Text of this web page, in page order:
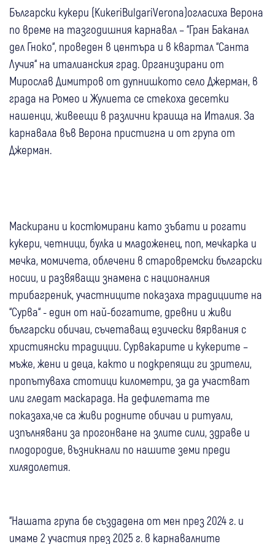
Български кукери (KukeriBulgariVerona)огласиха Верона
по време на тазгодишния карнавал – “Гран Баканал
дел Гноко“, проведен в центъра и в квартал “Санта
Лучия“ на италианския град. Организирани от
Мирослав Димитров от дупнишкото село Джерман, в
града на Ромео и Жулиета се стекоха десетки
нашенци, живеещи в различни краища на Италия. За
карнавала във Верона пристигна и от група от
Джерман.
Маскирани и костюмирани като зъбати и рогати
кукери, четници, булка и младоженец, поп, мечкарка и
мечка, момичета, облечени в старовремски български
носии, и развяващи знамена с националния
трибагреник, участниците показаха традициите на
“Сурва“ - един от най-богатите, древни и живи
български обичаи, съчетаващ езически вярвания с
християнски традиции. Сурвакарите и кукерите –
мъже, жени и деца, както и подкрепящи ги зрители,
пропътуваха стотици километри, за да участват
или гледат маскарада. На дефилетата те
показаха,че са живи родните обичаи и ритуали,
изпълнявани за прогонване на злите сили, здраве и
плодородие, възникнали по нашите земи преди
хилядолетия.
“Нашата група бе създадена от мен през 2024 г. и
имаме 2 участия през 2025 г. в карнавалните